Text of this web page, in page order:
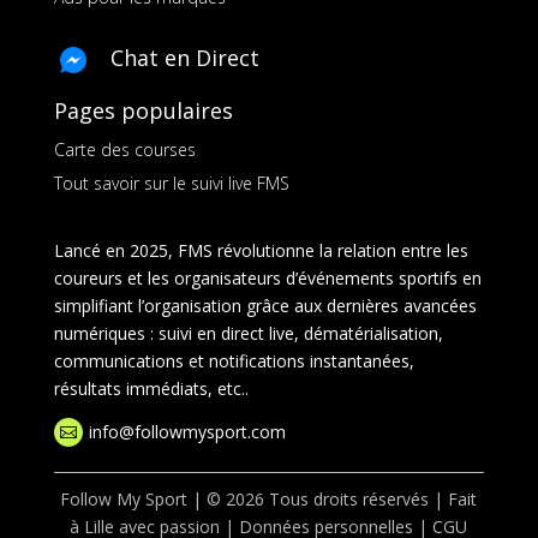
Chat en Direct
Pages populaires
Carte des courses
Tout savoir sur le suivi live FMS
Lancé en 2025, FMS révolutionne la relation entre les
coureurs et les organisateurs d’événements sportifs en
simplifiant l’organisation grâce aux dernières avancées
numériques : suivi en direct live, dématérialisation,
communications et notifications instantanées,
résultats immédiats, etc..
 info@followmysport.com
Follow My Sport | © 2026 Tous droits réservés | Fait
à Lille avec passion | Données personnelles |CGU